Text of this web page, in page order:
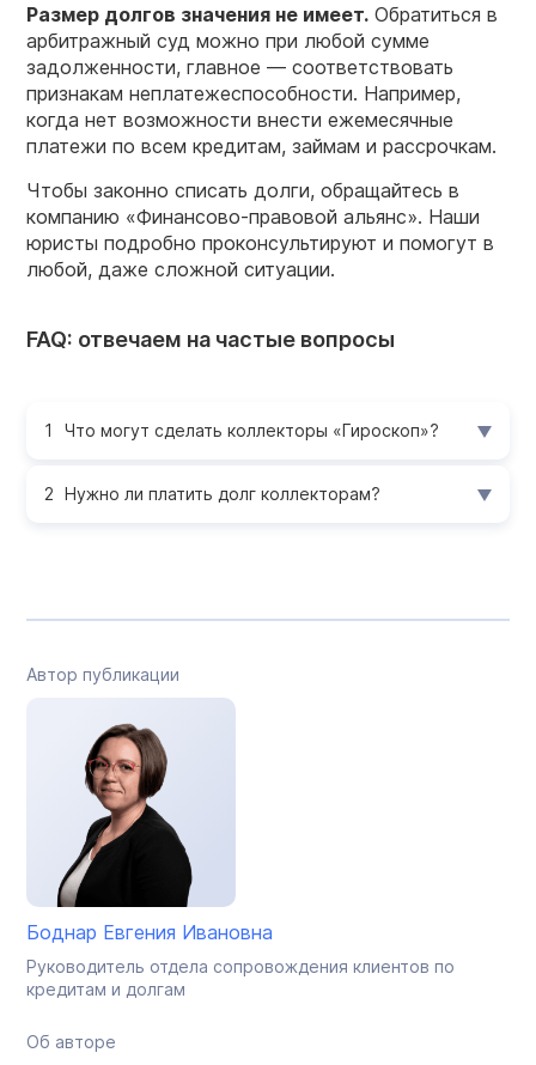
Размер долгов значения не имеет. Обратиться в
арбитражный суд можно при любой сумме
задолженности, главное — соответствовать
признакам неплатежеспособности. Например,
когда нет возможности внести ежемесячные
платежи по всем кредитам, займам и рассрочкам.
Чтобы законно списать долги, обращайтесь в
компанию «Финансово-правовой альянс». Наши
юристы подробно проконсультируют и помогут в
любой, даже сложной ситуации.
FAQ: отвечаем на частые вопросы
Что могут сделать коллекторы «Гироскоп»?
Нужно ли платить долг коллекторам?
Автор публикации
Боднар Евгения Ивановна
Руководитель отдела сопровождения клиентов по
кредитам и долгам
Об авторе